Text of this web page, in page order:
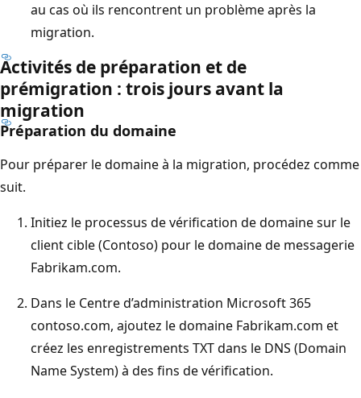
au cas où ils rencontrent un problème après la
migration.
Activités de préparation et de
prémigration : trois jours avant la
migration
Préparation du domaine
Pour préparer le domaine à la migration, procédez comme
suit.
Initiez le processus de vérification de domaine sur le
client cible (Contoso) pour le domaine de messagerie
Fabrikam.com.
Dans le Centre d’administration Microsoft 365
contoso.com, ajoutez le domaine Fabrikam.com et
créez les enregistrements TXT dans le DNS (Domain
Name System) à des fins de vérification.